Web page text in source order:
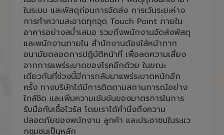
ในระบบ และพัสดุก่อนการจัดส่ง การเว้นระยะห่าง
การทำความสะอาดทุกจุด Touch Point ภายใน
อาคารอย่างสม่ำเสมอ รวมถึงพนักงานจัดส่งพัสดุ
และพนักงานภายใน สำนักงานต้องใส่หน้ากาก
อนามัยตลอดการปฎิบัติหน้าที่ เพื่อลดความเสี่ยง
จากการแพร่ระบาดของโรคอีกด้วย ในขณะ
เดียวกันที่ช่วงนี้มีการกลับมาแพร่ระบาดหนักอีก
ครั้ง ทางบริษัทได้มีการติดตามสถานการณ์อย่าง
ใกล้ชิด และเพิ่มความเข้มข้นของมาตรการในการ
รับมือกับเชื้อไวรัส โดยเราได้คำนึงถึงความ
ปลอดภัยของพนักงาน ลูกค้า และประชาชนในระแว
กชุมชนเป็นหลัก